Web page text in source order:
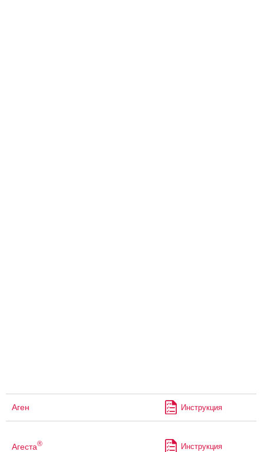
Аген Инструкция
Агеста® Инструкция